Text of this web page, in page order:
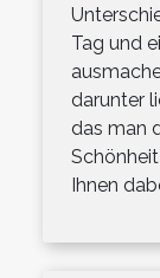
Tag und
darunter
das man
Ihnen